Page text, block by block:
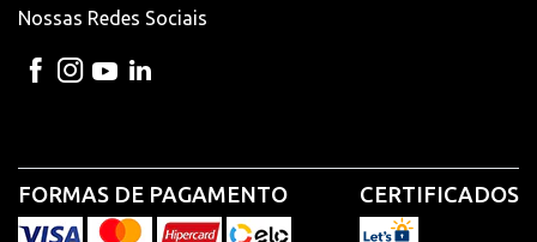
Nossas Redes Sociais
FORMAS DE PAGAMENTO CERTIFICADOS